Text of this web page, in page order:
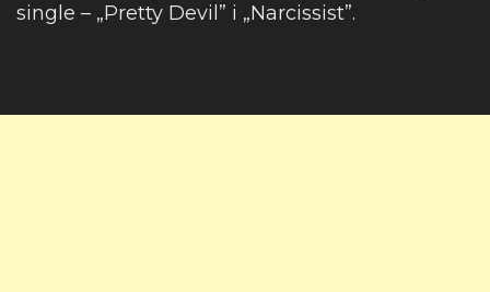
single – „Pretty Devil” i „Narcissist”.